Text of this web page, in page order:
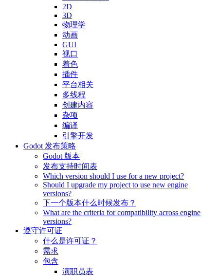
2D
3D
物理学
动画
GUI
视口
着色
插件
平台相关
多线程
创建内容
杂项
编译
引擎开发
Godot 发布策略
Godot 版本
发布支持时间表
Which version should I use for a new project?
Should I upgrade my project to use new engine
versions?
下一个版本什么时候发布？
What are the criteria for compatibility across engine
versions?
遵守许可证
什么是许可证？
需求
包含
演职员表